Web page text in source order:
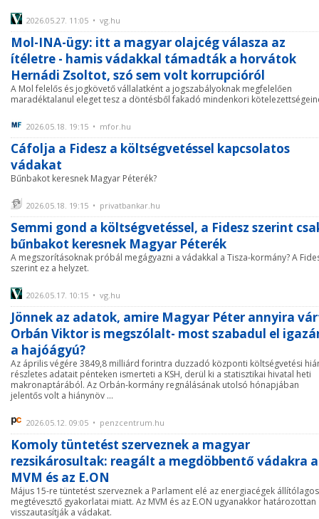
2026.05.27. 11:05 • vg.hu
Mol-INA-ügy: itt a magyar olajcég válasza az
ítéletre - hamis vádakkal támadták a horvátok
Hernádi Zsoltot, szó sem volt korrupcióról
A Mol felelős és jogkövető vállalatként a jogszabályoknak megfelelően
maradéktalanul eleget tesz a döntésből fakadó mindenkori
2026.05.18. 19:15 • mfor.hu
Cáfolja a Fidesz a költségvetéssel kapcsolatos
vádakat
Bűnbakot keresnek Magyar Péterék?
2026.05.18. 19:15 • privatbankar.hu
Semmi gond a költségvetéssel, a Fidesz szerint
bűnbakot keresnek Magyar Péterék
A megszorításoknak próbál megágyazni a vádakkal a Tisza-kormány? A
szerint ez a helyzet.
2026.05.17. 10:15 • vg.hu
Jönnek az adatok, amire Magyar Péter annyira
Orbán Viktor is megszólalt- most szabadul el
a hajóágyú?
Az április végére 3849,8 milliárd forintra duzzadó központi költségvetési
részletes adatait pénteken ismerteti a KSH, derül ki a statisztikai hivatal heti
makronaptárából. Az Orbán-kormány regnálásának utolsó hónapjában
jelentős volt a hiánynöv ...
2026.05.12. 09:05 • penzcentrum.hu
Komoly tüntetést szerveznek a magyar
rezsikárosultak: reagált a megdöbbentő vádakra
MVM és az E.ON
Május 15-re tüntetést szerveznek a Parlament elé az energiacégek állítólagos
megtévesztő gyakorlatai miatt. Az MVM és az E.ON ugyanakkor határozottan
visszautasítják a vádakat.